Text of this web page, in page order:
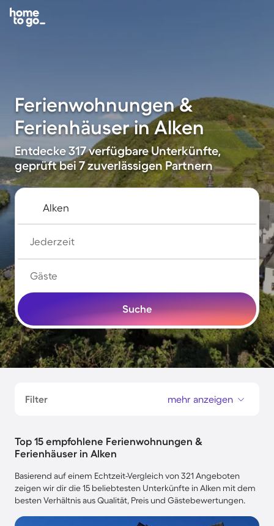
Ferienwohnungen &
Ferienhäuser in Alken
Entdecke 317 verfügbare Unterkünfte,
geprüft bei 7 zuverlässigen Partnern
Jederzeit
Gäste
Suche
Filter mehr anzeigen
Top 15 empfohlene Ferienwohnungen &
Ferienhäuser in Alken
Basierend auf einem Echtzeit-Vergleich von 321 Angeboten
zeigen wir dir die 15 beliebtesten Unterkünfte in Alken mit dem
besten Verhältnis aus Qualität, Preis und Gästebewertungen.